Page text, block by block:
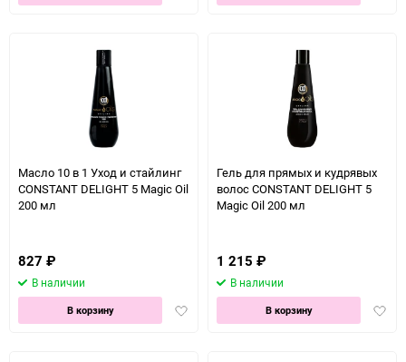
Масло 10 в 1 Уход и стайлинг
CONSTANT DELIGHT 5 Magic Oil
200 мл
827 ₽
В наличии
Добавить
В корзину
Гель для прямых и кудрявых
волос CONSTANT DELIGHT 5
Magic Oil 200 мл
1 215 ₽
В наличии
В корзину